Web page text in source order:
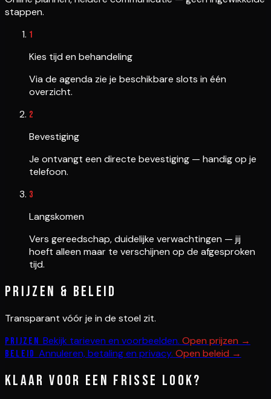
stappen.
1
Kies tijd en behandeling
Via de agenda zie je beschikbare slots in één
overzicht.
2
Bevestiging
Je ontvangt een directe bevestiging — handig op je
telefoon.
3
Langskomen
Vers gereedschap, duidelijke verwachtingen — jij
hoeft alleen maar te verschijnen op de afgesproken
tijd.
Prijzen & beleid
Transparant vóór je in de stoel zit.
Prijzen Bekijk tarieven en voorbeelden. Open prijzen →
Beleid Annuleren, betaling en privacy. Open beleid →
Klaar voor een frisse look?